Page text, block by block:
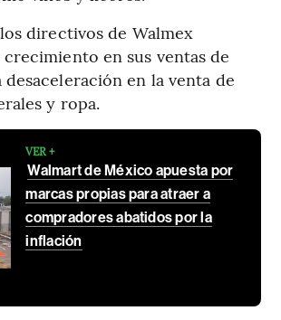
directivos de Walmex
en sus ventas de
en la venta de
y ropa.
VER +
Walmart de México apuesta por
marcas propias para atraer a
compradores abatidos por la
inflación